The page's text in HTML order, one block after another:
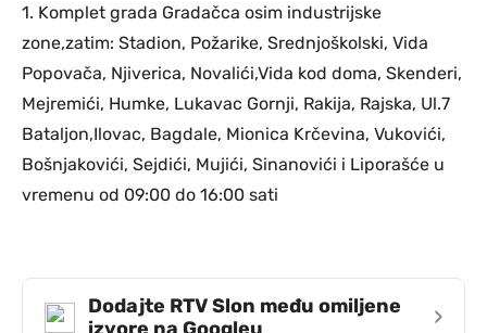
1. Komplet grada Gradačca osim industrijske
zone,zatim: Stadion, Požarike, Srednjoškolski, Vida
Popovača, Njiverica, Novalići,Vida kod doma, Skenderi,
Mejremići, Humke, Lukavac Gornji, Rakija, Rajska, Ul.7
Bataljon,Ilovac, Bagdale, Mionica Krčevina, Vukovići,
Bošnjakovići, Sejdići, Mujići, Sinanovići i Liporašće u
vremenu od 09:00 do 16:00 sati
Dodajte RTV Slon među omiljene
›